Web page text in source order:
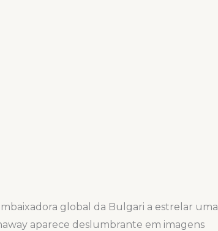
global da Bulgari a estrelar uma
aparece deslumbrante em imagens